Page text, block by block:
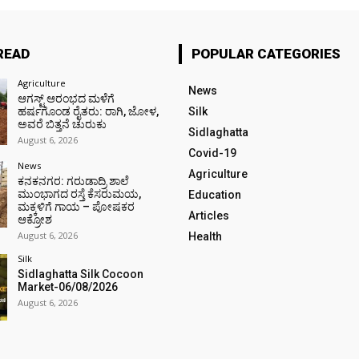
Agriculture
ಆಗಸ್ಟ್ ಆರಂಭದ ಮಳೆಗೆ
ಹರ್ಷಗೊಂಡ ರೈತರು: ರಾಗಿ, ಜೋಳ,
ಅವರೆ ಬಿತ್ತನೆ ಚುರುಕು
August 6, 2026
News
ಕನಕನಗರ: ಗರುಡಾದ್ರಿ ಶಾಲೆ
ಮುಂಭಾಗದ ರಸ್ತೆ ಕೆಸರುಮಯ,
ಮಕ್ಕಳಿಗೆ ಗಾಯ – ಪೋಷಕರ
ಆಕ್ರೋಶ
August 6, 2026
Silk
Sidlaghatta Silk Cocoon
Market-06/08/2026
August 6, 2026
POPULAR CATEGORIES
News
Silk
Sidlaghatta
Covid-19
Agriculture
Education
Articles
Health